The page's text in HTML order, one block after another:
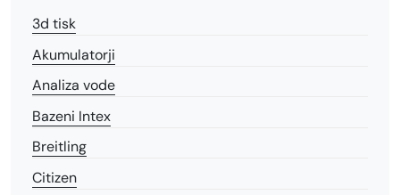
3d tisk
Akumulatorji
Analiza vode
Bazeni Intex
Breitling
Citizen